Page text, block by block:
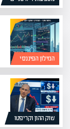
המילון הפיננסי
שוק ההון וקריפטו